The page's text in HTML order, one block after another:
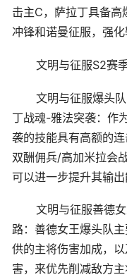
击主C，萨拉丁具备高
冲锋和诺曼征服，强化
文明与征服S2赛
文明与征服爆头
丁战魂-雅法突袭：作
袭的技能具有高额的
双酬佣兵/高加米拉会
可以进一步提升其输出
文明与征服善德
路：善德女王爆头队
供的主将伤害加成，
害，来优先削减敌方